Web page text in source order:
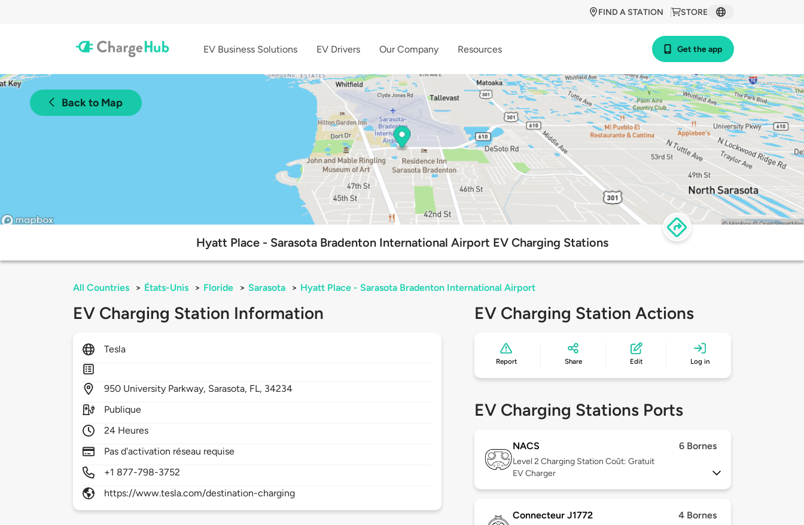
STORE
FIND A STATION
EV Business Solutions EV Drivers Our Company Resources Get the app
Back to Map
Hyatt Place - Sarasota Bradenton International Airport EV Charging Stations
All Countries > États-Unis > Floride > Sarasota > Hyatt Place - Sarasota Bradenton International Airport
EV Charging Station Information
Tesla
950 University Parkway, Sarasota, FL, 34234
Publique
24 Heures
Pas d'activation réseau requise
+1 877-798-3752
https://www.tesla.com/destination-charging
EV Charging Station Actions
Report Share Edit Log in
EV Charging Stations Ports
NACS 6 Bornes
Level 2 Charging Station Coût: Gratuit
EV Charger
Connecteur J1772 4 Bornes